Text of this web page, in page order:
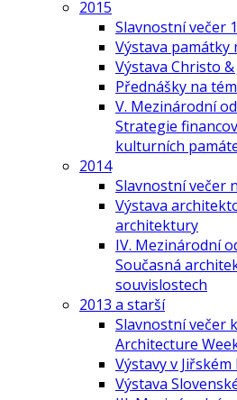
2015
Slavnostní večer
Výstava památky
Výstava Christo
Přednášky na
V. Mezinárodní
Strategie
kulturních
2014
Slavnostní večer
Výstava
architektury
IV. Mezinárodní
Současná
souvislostech
2013 a starší
Slavnostní večer
Architecture
Výstavy v
Výstava